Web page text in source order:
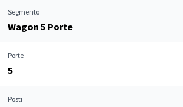
Segmento
Wagon 5 Porte
Porte
5
Posti